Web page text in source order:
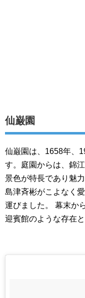
仙巌園
仙巌園は、1658年、
す。庭園からは、錦
景色が特長であり魅
島津斉彬がこよなく
運びました。 幕末か
迎賓館のような存在